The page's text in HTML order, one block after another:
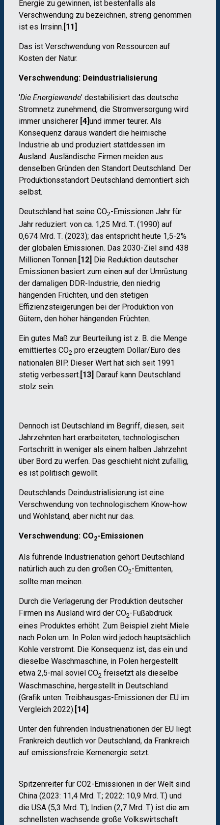
Energie zu gewinnen, ist bestenfalls als
Verschwendung zu bezeichnen, streng genommen
ist es Irrsinn. [11]
Das ist Verschwendung von Ressourcen auf
Kosten der Natur.
Verschwendung: Deindustrialisierung
‘Die Energiewende’ destabilisiert das deutsche
Stromnetz zunehmend, die Stromversorgung wird
immer unsicherer [4]und immer teurer. Als
Konsequenz daraus wandert die heimische
Industrie ab und produziert stattdessen im
Ausland. Ausländische Firmen meiden aus
denselben Gründen den Standort Deutschland. Der
Produktionsstandort Deutschland demontiert sich
selbst.
Deutschland hat seine CO2-Emissionen Jahr für
Jahr reduziert: von ca. 1,25 Mrd. T. (1990) auf
0,674 Mrd. T. (2023); das entspricht heute 1,5-2%
der globalen Emissionen. Das 2030-Ziel sind 438
Millionen Tonnen. [12]
Die Reduktion deutscher
Emissionen basiert zum einen auf der Umrüstung
der damaligen DDR-Industrie, den niedrig
hängenden Früchten, und den stetigen
Effizienzsteigerungen bei der Produktion von
Gütern, den höher hängenden Früchten.
Ein gutes Maß zur Beurteilung ist z. B. die Menge
emittiertes CO2 pro erzeugtem Dollar/Euro des
nationalen BIP. Dieser Wert hat sich seit 1991
stetig verbessert. [13]
Darauf kann Deutschland
stolz sein.
Dennoch ist Deutschland im Begriff, diesen, seit
Jahrzehnten hart erarbeiteten, technologischen
Fortschritt in weniger als einem halben Jahrzehnt
über Bord zu werfen. Das geschieht nicht zufällig,
es ist politisch gewollt.
Deutschlands Deindustrialisierung ist eine
Verschwendung von technologischem Know-how
und Wohlstand, aber nicht nur das.
Verschwendung: CO2-Emissionen
Als führende Industrienation gehört Deutschland
natürlich auch zu den großen CO2-Emittenten,
sollte man meinen.
Durch die Verlagerung der Produktion deutscher
Firmen ins Ausland wird der CO2-Fußabdruck
eines Produktes erhöht. Zum Beispiel zieht Miele
nach Polen um. In Polen wird jedoch hauptsächlich
Kohle verstromt. Die Konsequenz ist, das ein und
dieselbe Waschmaschine, in Polen hergestellt
etwa 2,5-mal soviel CO2 freisetzt als dieselbe
Waschmaschine, hergestellt in Deutschland
(Grafik unten: Treibhausgas-Emissionen der EU im
Vergleich 2022). [14]
Unter den führenden Industrienationen der EU liegt
Frankreich deutlich vor Deutschland, da Frankreich
auf emissionsfreie Kernenergie setzt.
Spitzenreiter für CO2-Emissionen in der Welt sind
China (2023: 11,4 Mrd. T.; 2022: 10,9 Mrd. T.) und
die USA (5,3 Mrd. T.); Indien (2,7 Mrd. T.) ist die am
schnellsten wachsende große Volkswirtschaft